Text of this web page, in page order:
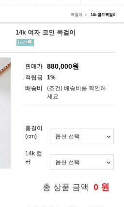
목걸이 14k 골드목걸이
14k 여자 코인 목걸이
판매가 880,000원
적립금
1%
배송비
(조건) 배송비를 확인하
세요
총길이
(cm)
14k 컬
러
총 상품 금액 0 원